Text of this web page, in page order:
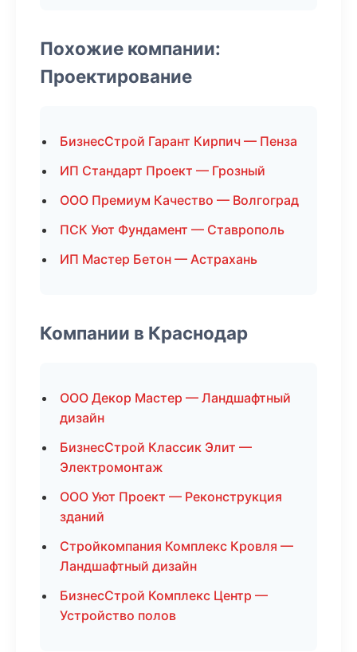
Похожие компании:
Проектирование
БизнесСтрой Гарант Кирпич — Пенза
ИП Стандарт Проект — Грозный
ООО Премиум Качество — Волгоград
ПСК Уют Фундамент — Ставрополь
ИП Мастер Бетон — Астрахань
Компании в Краснодар
ООО Декор Мастер — Ландшафтный
дизайн
БизнесСтрой Классик Элит —
Электромонтаж
ООО Уют Проект — Реконструкция
зданий
Стройкомпания Комплекс Кровля —
Ландшафтный дизайн
БизнесСтрой Комплекс Центр —
Устройство полов